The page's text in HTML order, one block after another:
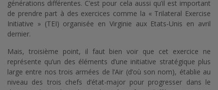
générations différentes. C’est pour cela aussi qu’il est important
de prendre part à des exercices comme la « Trilateral Exercise
Initiative » (TEI) organisée en Virginie aux Etats-Unis en avril
dernier.
Mais, troisième point, il faut bien voir que cet exercice ne
représente qu’un des éléments d’une initiative stratégique plus
large entre nos trois armées de l’Air (d’où son nom), établie au
niveau des trois chefs d’état-major pour progresser dans le